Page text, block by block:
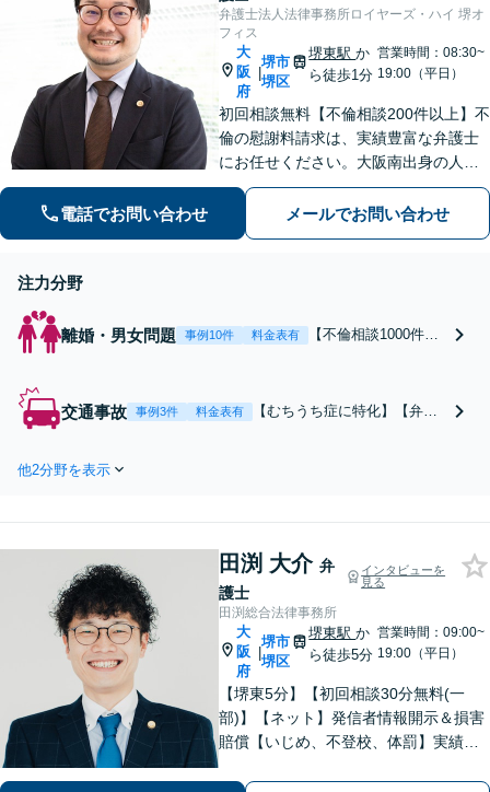
弁護士法人法律事務所ロイヤーズ・ハイ 堺オ
フィス
大
阪
府
|
堺市
堺区
堺東駅か
ら徒歩1分
営業時間：08:30~
19:00（平日）
初回相談無料【不倫相談200件以上】不
倫の慰謝料請求は、実績豊富な弁護士
にお任せください。大阪南出身の人情
派弁護士が対応【交通事故も強い】交
通事故に遭われてお困りの方はお気軽
にお電話ください【当日／夜間／休日
電話でお問い合わせ メールでお問い合わせ
注力分野
離婚・男女問題 事例10件 料金表有
【不倫相談1000件以
数】【相談無料】
【完全成功報酬制
護士！
交通事故 事例3件 料金表有
【むちうち症に特化】【弁護
通事故に遭われてお困りの方
【当日・夜間・休日の相談
他2分野を表示
田渕 大介 弁
護士
インタビューを
見る
田渕総合法律事務所
大
阪
府
|
堺市
堺区
堺東駅か
ら徒歩5分
営業時間：09:00~
19:00（平日）
【堺東5分】【初回相談30分無料(一
部)】【ネット】発信者情報開示＆損害
賠償【いじめ、不登校、体罰】実績豊